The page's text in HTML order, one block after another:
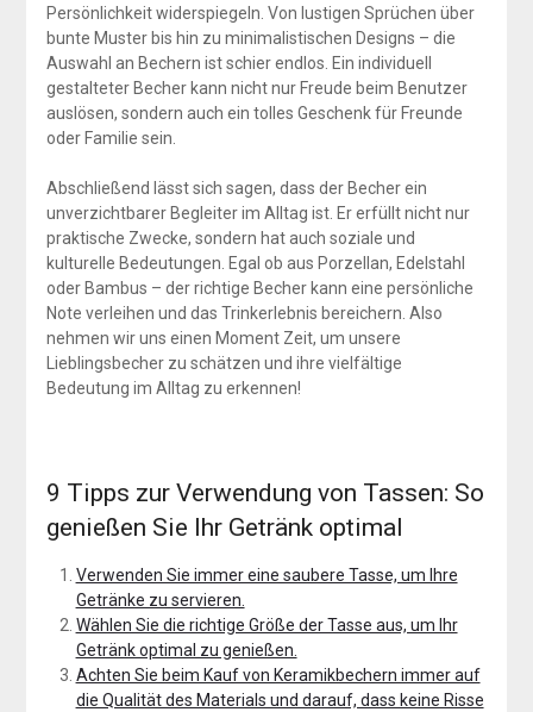
Persönlichkeit widerspiegeln. Von lustigen Sprüchen über
bunte Muster bis hin zu minimalistischen Designs – die
Auswahl an Bechern ist schier endlos. Ein individuell
gestalteter Becher kann nicht nur Freude beim Benutzer
auslösen, sondern auch ein tolles Geschenk für Freunde
oder Familie sein.
Abschließend lässt sich sagen, dass der Becher ein
unverzichtbarer Begleiter im Alltag ist. Er erfüllt nicht nur
praktische Zwecke, sondern hat auch soziale und
kulturelle Bedeutungen. Egal ob aus Porzellan, Edelstahl
oder Bambus – der richtige Becher kann eine persönliche
Note verleihen und das Trinkerlebnis bereichern. Also
nehmen wir uns einen Moment Zeit, um unsere
Lieblingsbecher zu schätzen und ihre vielfältige
Bedeutung im Alltag zu erkennen!
9 Tipps zur Verwendung von Tassen: So
genießen Sie Ihr Getränk optimal
Verwenden Sie immer eine saubere Tasse, um Ihre
Getränke zu servieren.
Wählen Sie die richtige Größe der Tasse aus, um Ihr
Getränk optimal zu genießen.
Achten Sie beim Kauf von Keramikbechern immer auf
die Qualität des Materials und darauf, dass keine Risse